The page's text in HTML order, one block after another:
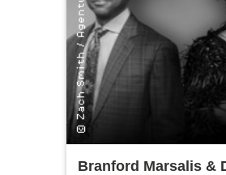
Branford Marsalis &